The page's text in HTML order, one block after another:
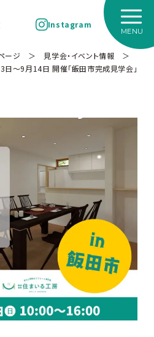
Instagram
ージ ＞ 見学会・イベント情報 ＞
日～9月14日 開催「飯田市完成見学会」